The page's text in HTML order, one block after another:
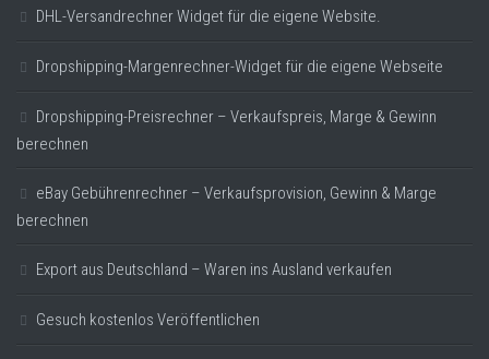
DHL-Versandrechner Widget für die eigene Website.
Dropshipping-Margenrechner-Widget für die eigene Webseite
Dropshipping-Preisrechner – Verkaufspreis, Marge & Gewinn
berechnen
eBay Gebührenrechner – Verkaufsprovision, Gewinn & Marge
berechnen
Export aus Deutschland – Waren ins Ausland verkaufen
Gesuch kostenlos Veröffentlichen